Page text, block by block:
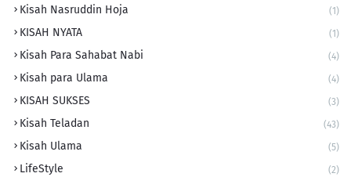
Kisah Nasruddin Hoja (1)
KISAH NYATA (1)
Kisah Para Sahabat Nabi (4)
Kisah para Ulama (4)
KISAH SUKSES (3)
Kisah Teladan (43)
Kisah Ulama (5)
LifeStyle (2)